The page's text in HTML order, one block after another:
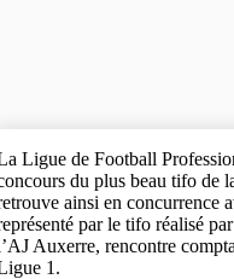
Ligue de Football
du plus beau tifo de
ainsi en concurrence
par le tifo réalisé
Auxerre, rencontre
1.